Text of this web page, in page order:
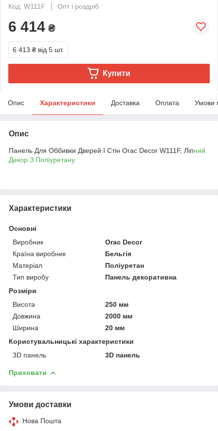
Код: W111F
Опт і роздріб
6 414 ₴
6 413 ₴ від 5 шт.
Купити
Опис Характеристики Доставка Оплата Умови
Опис
Панель Для Оббивки Дверей І Стін Orac Decor W111F, Ліпний
Декор З Поліуретану.
Характеристики
Основні
Виробник
Orac Decor
Країна виробник
Бельгія
Матеріал
Поліуретан
Тип виробу
Панель декоративна
Розміри
Висота
250 мм
Довжина
2000 мм
Ширина
20 мм
Користувальницькі характеристики
3D панель
3D панель
Приховати
Умови доставки
Нова Пошта